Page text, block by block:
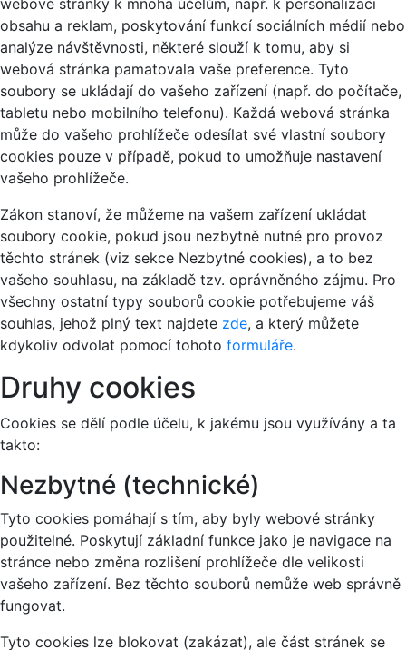
obsahu a reklam, poskytování funkcí sociálních médií nebo
analýze návštěvnosti, některé slouží k tomu, aby si
webová stránka pamatovala vaše preference. Tyto
soubory se ukládají do vašeho zařízení (např. do počítače,
tabletu nebo mobilního telefonu). Každá webová stránka
může do vašeho prohlížeče odesílat své vlastní soubory
cookies pouze v případě, pokud to umožňuje nastavení
vašeho prohlížeče.
Zákon stanoví, že můžeme na vašem zařízení ukládat
soubory cookie, pokud jsou nezbytně nutné pro provoz
těchto stránek (viz sekce Nezbytné cookies), a to bez
vašeho souhlasu, na základě tzv. oprávněného zájmu. Pro
všechny ostatní typy souborů cookie potřebujeme váš
souhlas, jehož plný text najdete zde, a který můžete
kdykoliv odvolat pomocí tohoto formuláře.
Druhy cookies
Cookies se dělí podle účelu, k jakému jsou využívány a ta
takto:
Nezbytné (technické)
Tyto cookies pomáhají s tím, aby byly webové stránky
použitelné. Poskytují základní funkce jako je navigace na
stránce nebo změna rozlišení prohlížeče dle velikosti
vašeho zařízení. Bez těchto souborů nemůže web správně
fungovat.
Tyto cookies lze blokovat (zakázat), ale část stránek se